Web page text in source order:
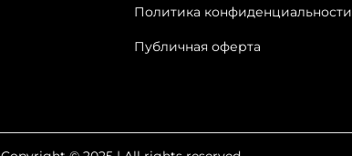
Политика конфиденциальности
Публичная оферта